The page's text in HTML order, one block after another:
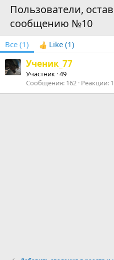
Пользователи,
сообщению №10
Все (1) Like (1)
Ученик_77
Участник ·49
Сообщения 162 Реакции